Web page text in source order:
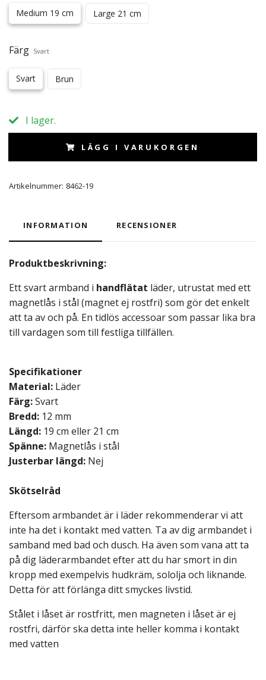
Medium 19 cm Large 21 cm
Färg Svart
Svart Brun
I lager.
LÄGG I VARUKORGEN
Artikelnummer: 8462-19
INFORMATION RECENSIONER
Produktbeskrivning:
Ett svart armband i handflätat läder, utrustat med ett
magnetlås i stål (magnet ej rostfri) som gör det enkelt
att ta av och på. En tidlös accessoar som passar lika bra
till vardagen som till festliga tillfällen.
Specifikationer
Material: Läder
Färg:Svart
Bredd: 12 mm
Längd: 19 cm eller 21 cm
Spänne: Magnetlås i stål
Justerbar längd: Nej
Skötselråd
Eftersom armbandet är i läder rekommenderar vi att
inte ha det i kontakt med vatten. Ta av dig armbandet i
samband med bad och dusch. Ha även som vana att ta
på dig läderarmbandet efter att du har smort in din
kropp med exempelvis hudkräm, sololja och liknande.
Detta för att förlänga ditt smyckes livstid.
Stålet i låset är rostfritt, men magneten i låset är ej
rostfri, därför ska detta inte heller komma i kontakt
med vatten